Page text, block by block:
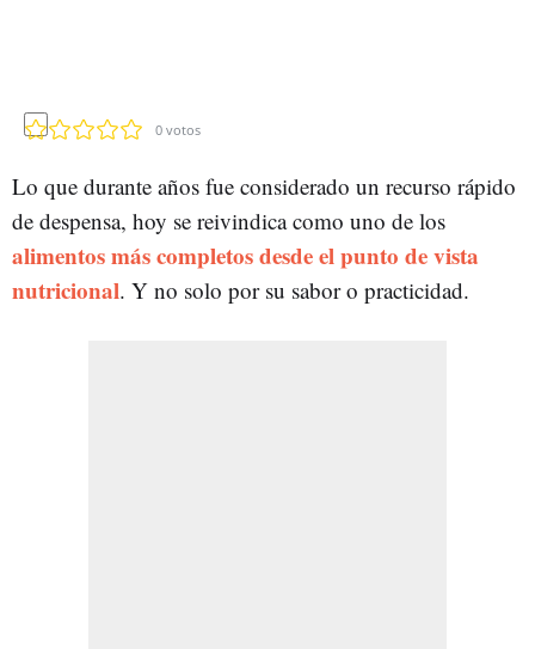
0 votos
Lo que durante años fue considerado un recurso rápido
de despensa, hoy se reivindica como uno de los
alimentos más completos desde el punto de vista
nutricional. Y no solo por su sabor o practicidad.